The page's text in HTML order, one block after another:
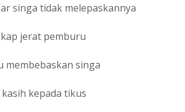
singa tidak melepaskannya
jerat pemburu
membebaskan singa
kepada tikus